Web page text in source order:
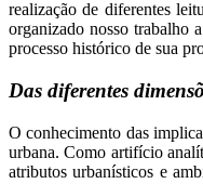
realização de diferentes
organizado nosso trabalho
processo histórico de sua
Das diferentes
O conhecimento das
urbana. Como artifício
atributos urbanísticos e